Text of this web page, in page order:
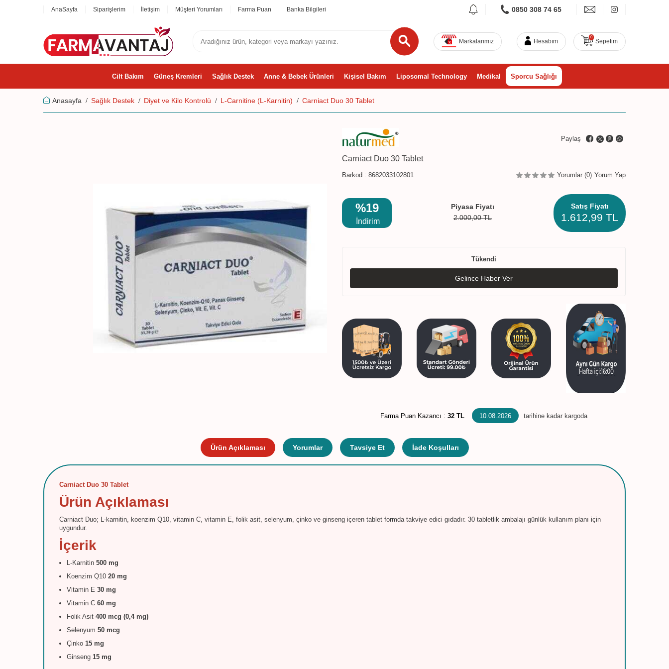
AnaSayfa Siparişlerim İletişim Müşteri Yorumları Farma Puan Banka Bilgileri 0850 308 74 65
Markalarımız Hesabım
0
Sepetim
Cilt Bakım Güneş Kremleri Sağlık Destek Anne & Bebek Ürünleri Kişisel Bakım Liposomal Technology Medikal Sporcu Sağlığı
Anasayfa Sağlık Destek Diyet ve Kilo Kontrolü L-Carnitine (L-Karnitin) Carniact Duo 30 Tablet
Paylaş
Carniact Duo 30 Tablet
Barkod : 8682033102801 Yorumlar (0) Yorum Yap
%19
İndirim
Piyasa Fiyatı
2.000,00TL
Satış Fiyatı
1.612,99 TL
Tükendi
Gelince Haber Ver
Farma Puan Kazancı : 32 TL 10.08.2026 tarihine kadar kargoda
Ürün Açıklaması Yorumlar Tavsiye Et İade Koşulları
Carniact Duo 30 Tablet
Ürün Açıklaması
Carniact Duo; L-karnitin, koenzim Q10, vitamin C, vitamin E, folik asit, selenyum, çinko ve ginseng içeren tablet formda takviye edici gıdadır. 30 tabletlik ambalajı günlük kullanım planı için
uygundur.
İçerik
L-Karnitin 500 mg
Koenzim Q10 20 mg
Vitamin E 30 mg
Vitamin C 60 mg
Folik Asit 400 mcg (0,4 mg)
Selenyum 50 mcg
Çinko 15 mg
Ginseng 15 mg